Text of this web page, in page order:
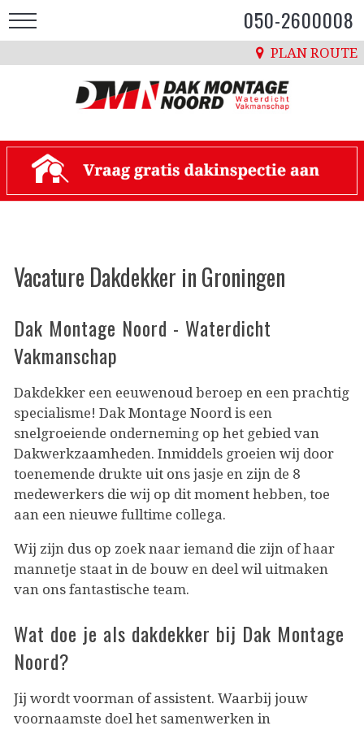
050-2600008
PLAN ROUTE
Vacature Dakdekker in Groningen
Dak Montage Noord - Waterdicht
Vakmanschap
Dakdekker een eeuwenoud beroep en een prachtig
specialisme! Dak Montage Noord is een
snelgroeiende onderneming op het gebied van
Dakwerkzaamheden. Inmiddels groeien wij door
toenemende drukte uit ons jasje en zijn de 8
medewerkers die wij op dit moment hebben, toe
aan een nieuwe fulltime collega.
Wij zijn dus op zoek naar iemand die zijn of haar
mannetje staat in de bouw en deel wil uitmaken
van ons fantastische team.
Wat doe je als dakdekker bij Dak Montage
Noord?
Jij wordt voorman of assistent. Waarbij jouw
voornaamste doel het samenwerken in